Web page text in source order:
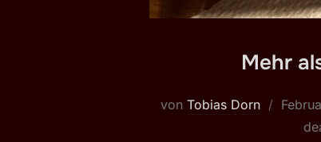
Mehr
von Tobias Dorn